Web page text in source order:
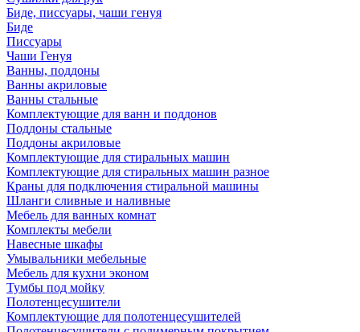
Биде, писсуары, чаши генуя
Биде
Писсуары
Чаши Генуя
Ванны, поддоны
Ванны акриловые
Ванны стальные
Комплектующие для ванн и поддонов
Поддоны стальные
Поддоны акриловые
Комплектующие для стиральных машин
Комплектующие для стиральных машин разное
Краны для подключения стиральной машины
Шланги сливные и наливные
Мебель для ванных комнат
Комплекты мебели
Навесные шкафы
Умывальники мебельные
Мебель для кухни эконом
Тумбы под мойку
Полотенцесушители
Комплектующие для полотенцесушителей